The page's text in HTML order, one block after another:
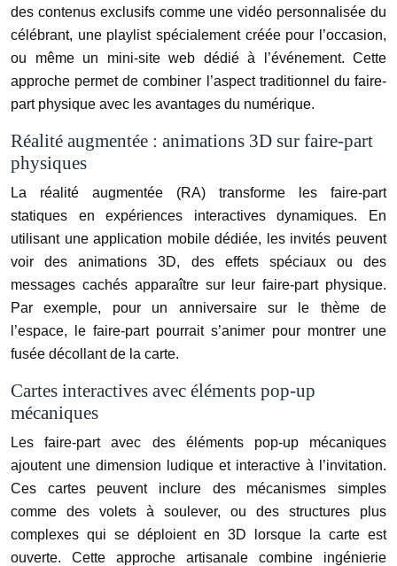
des contenus exclusifs comme une vidéo personnalisée du
célébrant, une playlist spécialement créée pour l’occasion,
ou même un mini-site web dédié à l’événement. Cette
approche permet de combiner l’aspect traditionnel du faire-
part physique avec les avantages du numérique.
Réalité augmentée : animations 3D sur faire-part
physiques
La réalité augmentée (RA) transforme les faire-part
statiques en expériences interactives dynamiques. En
utilisant une application mobile dédiée, les invités peuvent
voir des animations 3D, des effets spéciaux ou des
messages cachés apparaître sur leur faire-part physique.
Par exemple, pour un anniversaire sur le thème de
l’espace, le faire-part pourrait s’animer pour montrer une
fusée décollant de la carte.
Cartes interactives avec éléments pop-up
mécaniques
Les faire-part avec des éléments pop-up mécaniques
ajoutent une dimension ludique et interactive à l’invitation.
Ces cartes peuvent inclure des mécanismes simples
comme des volets à soulever, ou des structures plus
complexes qui se déploient en 3D lorsque la carte est
ouverte. Cette approche artisanale combine ingénierie